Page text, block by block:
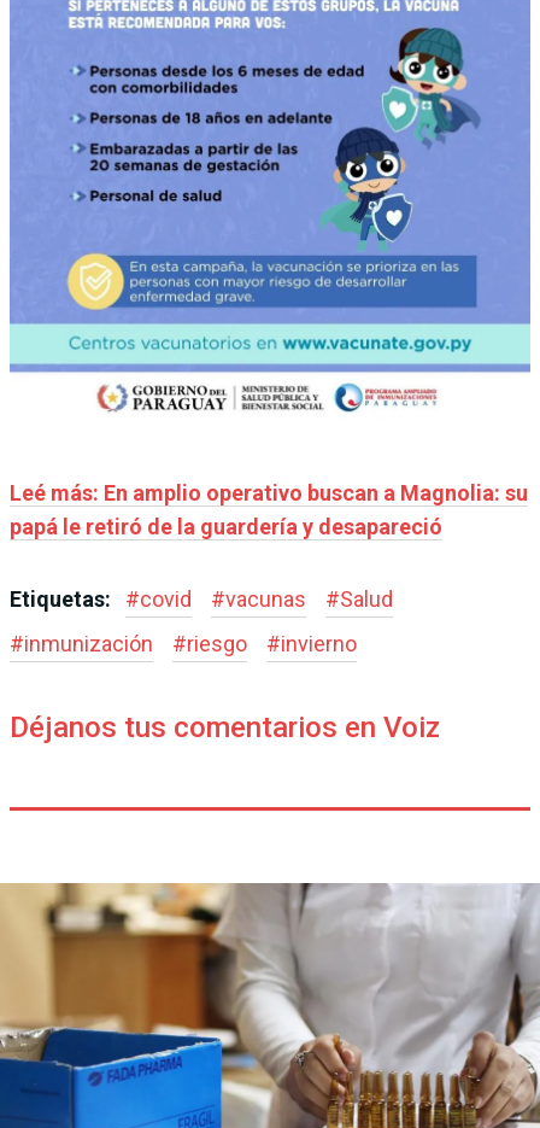
Leé más: En amplio operativo buscan a Magnolia: su
papá le retiró de la guardería y desapareció
Etiquetas: #covid #vacunas #Salud
#inmunización #riesgo #invierno
Déjanos tus comentarios en Voiz